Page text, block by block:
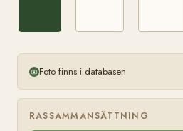
Foto finns i databasen
RASSAMMANSÄTTNING